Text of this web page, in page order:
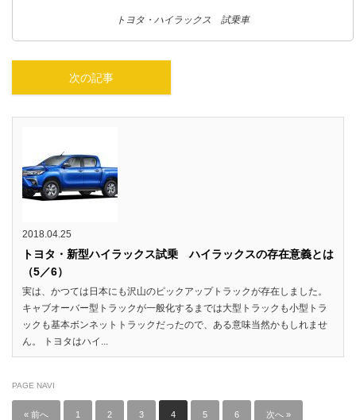
トヨタ・ハイラックス 試乗車
次の記事
2018.04.25
トヨタ・新型ハイラックス試乗 ハイラックスの存在意義とは
（5／6）
実は、かつては日本にも沢山のピックアップトラックが存在しました。
キャブオーバー型トラックが一般化するまでは大型トラックも小型トラ
ックも基本ボンネットトラックだったので、ある意味当然かもしれませ
ん。 トヨタはハイ...
PAGE NAVI
« 前へ 1 2 3 4 5 6 次へ »